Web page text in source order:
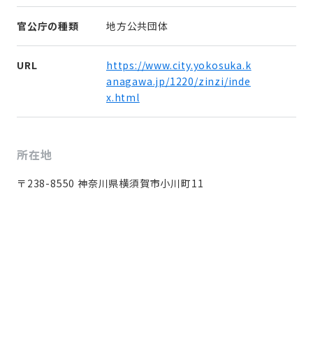
官公庁の種類 地方公共団体
URL
https://www.city.yokosuka.k
anagawa.jp/1220/zinzi/inde
x.html
所在地
〒238-8550 神奈川県横須賀市小川町11